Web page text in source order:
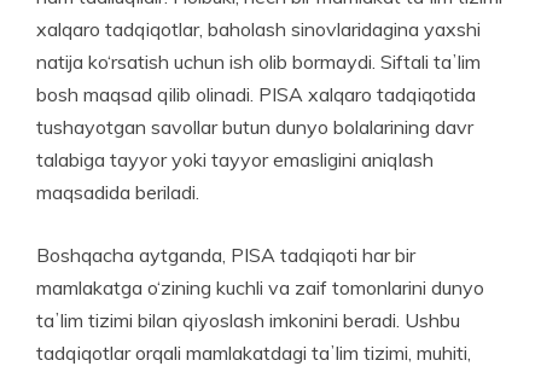
xalqaro tadqiqotlar, baholash sinovla­ridagina yaxshi
natija ko‘rsatish uchun ish olib bormaydi. Siftali taʼlim
bosh maqsad qilib olinadi. PISA xalqaro tadqiqotida
tushayotgan savollar butun dunyo bolalarining davr
talabiga tayyor yoki tayyor emasligini aniqlash
maqsadida beriladi.
Boshqacha aytganda, PISA tadqiqoti har bir
mamlakatga o‘zining kuchli va zaif tomonlarini dunyo
taʼlim tizimi bilan qi­yoslash imkonini beradi. Ushbu
tadqiqotlar orqali mamlakatdagi taʼlim tizimi, muhiti,